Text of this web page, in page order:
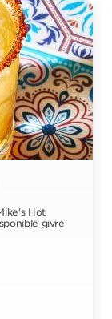
Hot
givré